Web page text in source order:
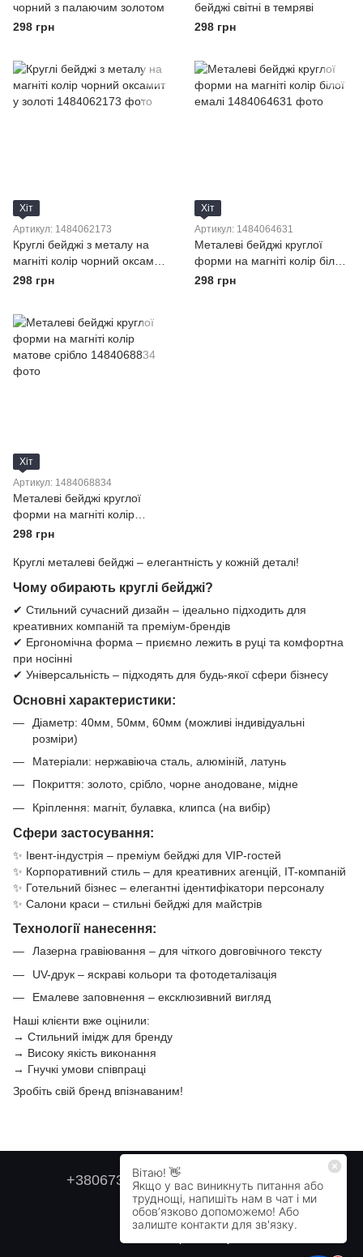
чорний з палаючим золотом
298 грн
бейджі світні в темряві
298 грн
Хіт
Артикул: 1484062173
Круглі бейджі з металу на
магніті колір чорний оксамит
у золоті
298 грн
Хіт
Артикул: 1484064631
Металеві бейджі круглої
форми на магніті колір білої
емалі
298 грн
Хіт
Артикул: 1484068834
Металеві бейджі круглої
форми на магніті колір
матове срібло
298 грн
Круглі металеві бейджі – елегантність у кожній деталі!
Чому обирають круглі бейджі?
✔ Стильний сучасний дизайн – ідеально підходить для
креативних компаній та преміум-брендів
✔ Ергономічна форма – приємно лежить в руці та комфортна
при носінні
✔ Універсальність – підходять для будь-якої сфери бізнесу
Основні характеристики:
Діаметр: 40мм, 50мм, 60мм (можливі індивідуальні
розміри)
Матеріали: нержавіюча сталь, алюміній, латунь
Покриття: золото, срібло, чорне анодоване, мідне
Кріплення: магніт, булавка, клипса (на вибір)
Сфери застосування:
✨ Івент-індустрія – преміум бейджі для VIP-гостей
✨ Корпоративний стиль – для креативних агенцій, IT-компаній
✨ Готельний бізнес – елегантні ідентифікатори персоналу
✨ Салони краси – стильні бейджі для майстрів
Технології нанесення:
Лазерна гравіювання – для чіткого довговічного тексту
UV-друк – яскраві кольори та фотодеталізація
Емалеве заповнення – ексклюзивний вигляд
Наші клієнти вже оцінили:
→ Стильний імідж для бренду
→ Високу якість виконання
→ Гнучкі умови співпраці
Зробіть свій бренд впізнаваним!
+380673179749 +380505478711
Контактна інформація